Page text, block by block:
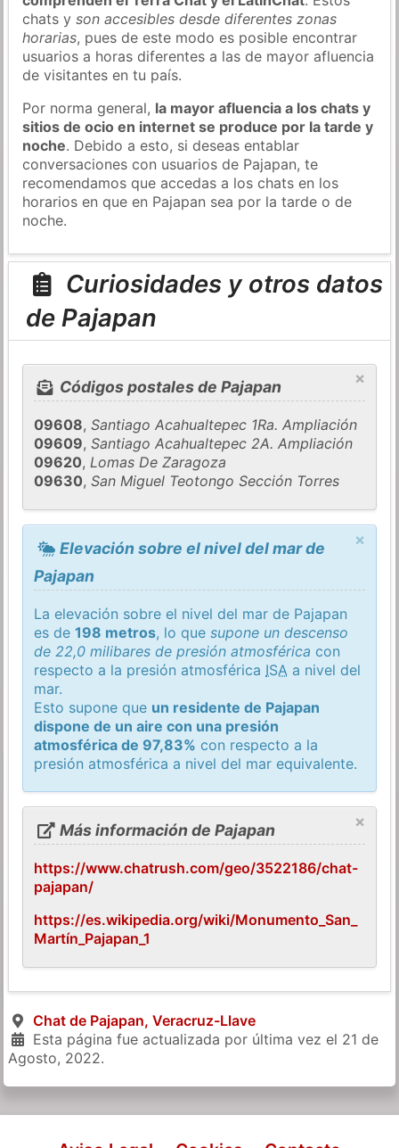
chats yson accesibles desde diferentes zonas
horarias, pues de este modo es posible encontrar
usuarios a horas diferentes a las de mayor afluencia
de visitantes en tu país.
Por norma general, la mayor afluencia a los chats y
sitios de ocio en internet se produce por la tarde y
noche. Debido a esto, si deseas entablar
conversaciones con usuarios de Pajapan, te
recomendamos que accedas a los chats en los
horarios en que en Pajapan sea por la tarde o de
noche.
Curiosidades y otros datos
de Pajapan
×
Códigos postales de Pajapan
09608,Santiago Acahualtepec 1Ra. Ampliación
09609,Santiago Acahualtepec 2A. Ampliación
09620,Lomas De Zaragoza
09630,San Miguel Teotongo Sección Torres
×
Elevación sobre el nivel del mar de
Pajapan
La elevación sobre el nivel del mar de Pajapan
es de198 metros, lo quesupone un descenso
de 22,0 milibares de presión atmosférica con
respecto a la presión atmosférica ISA a nivel del
mar.
Esto supone que un residente de Pajapan
dispone de un aire con una presión
atmosférica de 97,83% con respecto a la
presión atmosférica a nivel del mar equivalente.
×
Más información de Pajapan
https://www.chatrush.com/geo/3522186/chat-
pajapan/
https://es.wikipedia.org/wiki/Monumento_San_
Martín_Pajapan_1
Chat de Pajapan, Veracruz-Llave
Esta página fue actualizada por última vez el 21 de
Agosto, 2022.